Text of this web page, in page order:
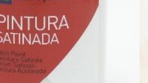
se
pueden
elegir
en
la